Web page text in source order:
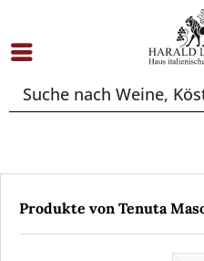
Produkte von Tenuta